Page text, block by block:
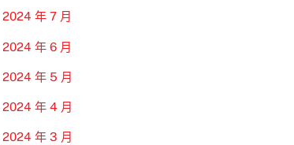
2024 年 7 月
2024 年 6 月
2024 年 5 月
2024 年 4 月
2024 年 3 月